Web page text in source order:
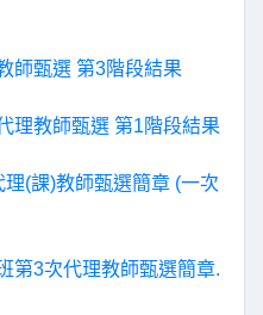
師甄選 第3階段結果
理教師甄選 第1階段結果
(課)教師甄選簡章 (一次
第3次代理教師甄選簡章.